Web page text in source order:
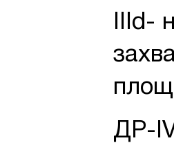
IIId-
ДР-